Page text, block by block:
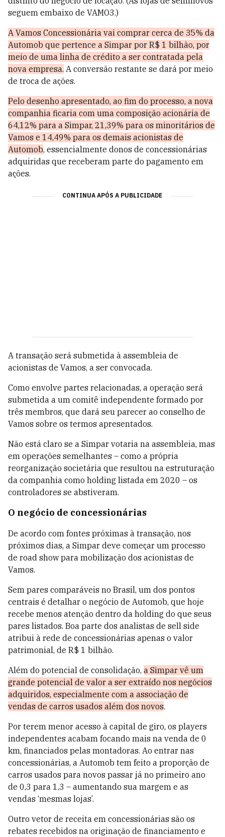
seguem embaixo de VAMO3.)
A Vamos Concessionária vai comprar cerca de 35% da
Automob que pertence a Simpar por R$ 1 bilhão, por
meio de uma linha de crédito a ser contratada pela
nova empresa. A conversão restante se dará por meio
de troca de ações.
Pelo desenho apresentado, ao fim do processo, a nova
companhia ficaria com uma composição acionária de
64,12% para a Simpar, 21,39% para os minoritários de
Vamos e 14,49% para os demais acionistas de
Automob, essencialmente donos de concessionárias
adquiridas que receberam parte do pagamento em
ações.
CONTINUA APÓS A PUBLICIDADE
A transação será submetida à assembleia de
acionistas de Vamos, a ser convocada.
Como envolve partes relacionadas, a operação será
submetida a um comitê independente formado por
três membros, que dará seu parecer ao conselho de
Vamos sobre os termos apresentados.
Não está claro se a Simpar votaria na assembleia, mas
em operações semelhantes – como a própria
reorganização societária que resultou na estruturação
da companhia como holding listada em 2020 – os
controladores se abstiveram.
O negócio de concessionárias
De acordo com fontes próximas à transação, nos
próximos dias, a Simpar deve começar um processo
de road show para mobilização dos acionistas de
Vamos.
Sem pares comparáveis no Brasil, um dos pontos
centrais é detalhar o negócio de Automob, que hoje
recebe menos atenção dentro da holding do que seus
pares listados. Boa parte dos analistas de sell side
atribui à rede de concessionárias apenas o valor
patrimonial, de R$ 1 bilhão.
Além do potencial de consolidação, a Simpar vê um
grande potencial de valor a ser extraído nos negócios
adquiridos, especialmente com a associação de
vendas de carros usados além dos novos.
Por terem menor acesso à capital de giro, os players
independentes acabam focando mais na venda de 0
km, financiados pelas montadoras. Ao entrar nas
concessionárias, a Automob tem feito a proporção de
carros usados para novos passar já no primeiro ano
de 0,3 para 1,3 – aumentando sua margem e as
vendas ‘mesmas lojas’.
Outro vetor de receita em concessionárias são os
rebates recebidos na originação de financiamento e